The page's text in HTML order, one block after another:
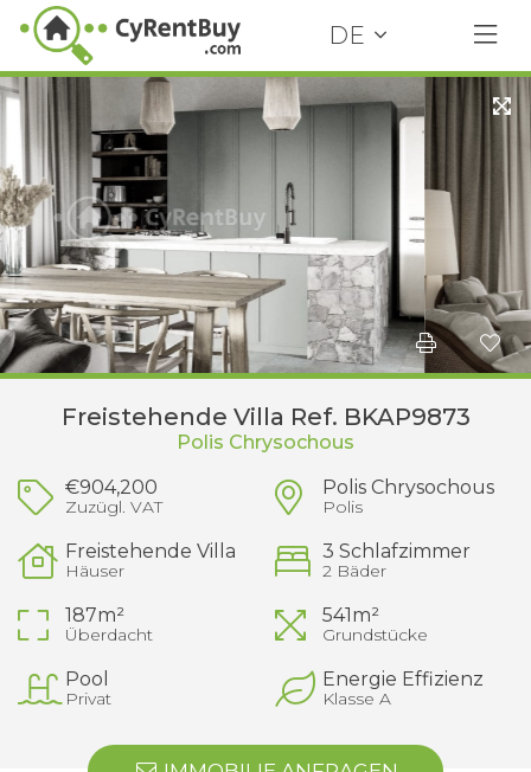
DE
Freistehende Villa Ref. BKAP9873
Polis Chrysochous
€904,200
Zuzügl. VAT
Polis Chrysochous
Polis
Freistehende Villa
Häuser
3 Schlafzimmer
2 Bäder
187m²
Überdacht
541m²
Grundstücke
Pool
Privat
Energie Effizienz
Klasse A